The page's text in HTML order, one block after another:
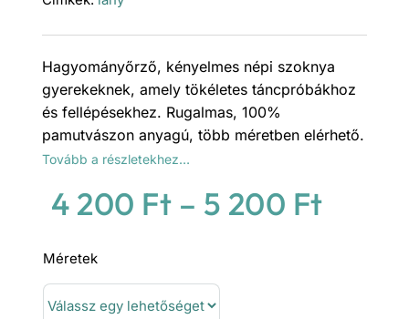
Hagyományőrző, kényelmes népi szoknya
gyerekeknek, amely tökéletes táncpróbákhoz
és fellépésekhez. Rugalmas, 100%
pamutvászon anyagú, több méretben elérhető.
Tovább a részletekhez…
4 200 Ft – 5 200 Ft
Méretek